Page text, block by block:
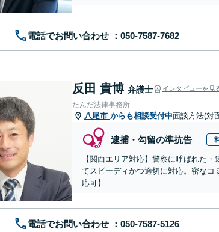
電話でお問い合わせ
反田 貴博 弁護士 インタビューを見
たんだ法律事務所
八尾市 からも相談受付中面談方法(対
逮捕・勾留の準抗告
【関西エリア対応】警察に呼ばれた
てスピーディかつ適切に対応。密な
応可】
電話でお問い合わせ